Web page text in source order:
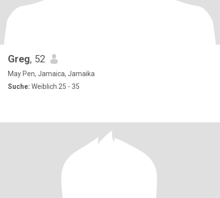
Greg, 52
May Pen, Jamaica, Jamaika
Suche: Weiblich 25 - 35